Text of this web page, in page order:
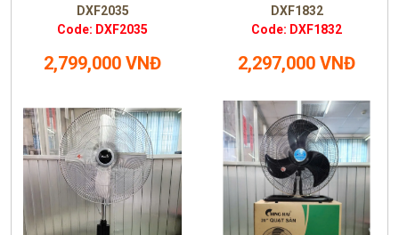
DXF2035
Code: DXF2035
2,799,000 VNĐ
DXF1832
Code: DXF1832
2,297,000 VNĐ